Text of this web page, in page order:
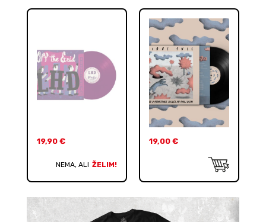
19,90 €
NEMA, ALI ŽELIM!
19,00 €